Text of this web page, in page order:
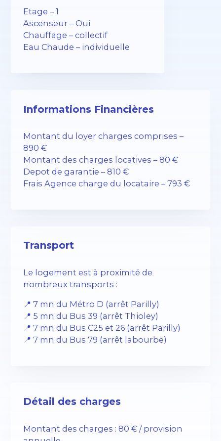
Etage – 1
Ascenseur – Oui
Chauffage – collectif
Eau Chaude – individuelle
Informations Financières
Montant du loyer charges comprises –
890 €
Montant des charges locatives – 80 €
Depot de garantie – 810 €
Frais Agence charge du locataire – 793 €
Transport
Le logement est à proximité de
nombreux transports :
📍 7 mn du Métro D (arrêt Parilly)
📍 5 mn du Bus 39 (arrêt Thioley)
📍 7 mn du Bus C25 et 26 (arrêt Parilly)
📍 7 mn du Bus 79 (arrêt labourbe)
Détail des charges
Montant des charges : 80 € / provision